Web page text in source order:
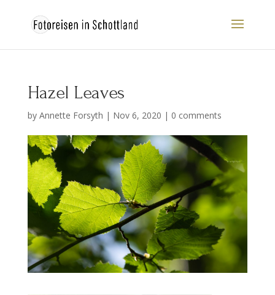
Hazel Leaves
by Annette Forsyth | Nov 6, 2020 | 0 comments